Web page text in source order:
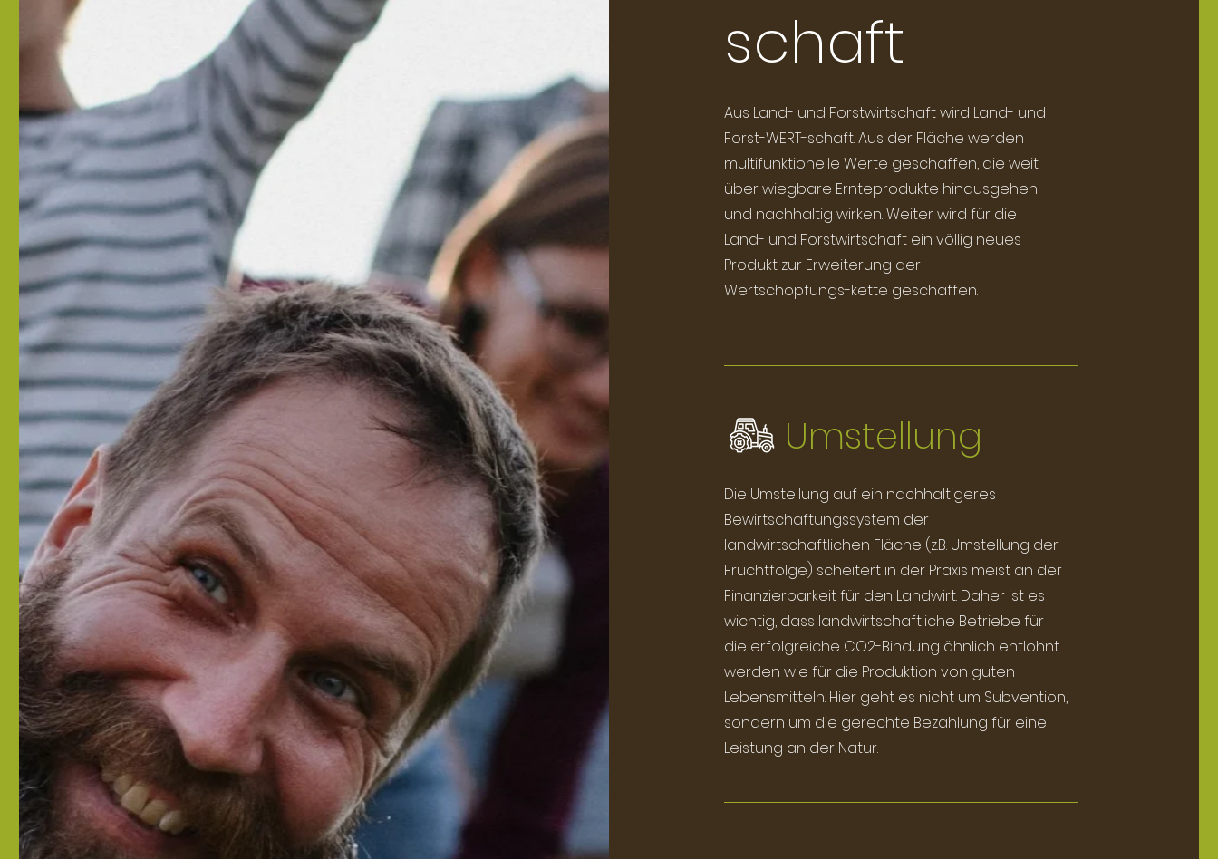
schaft
Aus Land- und Forstwirtschaft wird Land- und
Forst-WERT-schaft. Aus der Fläche werden
multifunktionelle Werte geschaffen, die weit
über wiegbare Ernteprodukte hinausgehen
und nachhaltig wirken. Weiter wird für die
Land- und Forstwirtschaft ein völlig neues
Produkt zur Erweiterung der
Wertschöpfungs-kette geschaffen.
Umstellung
Die Umstellung auf ein nachhaltigeres
Bewirtschaftungssystem der
landwirtschaftlichen Fläche (z.B. Umstellung der
Fruchtfolge) scheitert in der Praxis meist an der
Finanzierbarkeit für den Landwirt. Daher ist es
wichtig, dass landwirtschaftliche Betriebe für
die erfolgreiche CO2-Bindung ähnlich entlohnt
werden wie für die Produktion von guten
Lebensmitteln. Hier geht es nicht um Subvention,
sondern um die gerechte Bezahlung für eine
Leistung an der Natur.